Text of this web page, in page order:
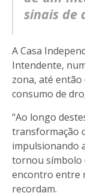
sinais de
A Casa
Intendente,
zona, até
consumo de
“Ao longo
transformação
impulsionando
tornou símbolo
encontro entre
recordam.